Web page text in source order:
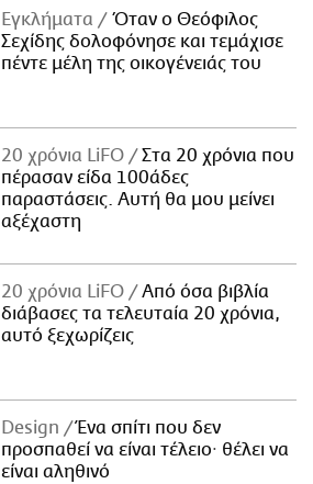
Εγκλήματα
Όταν ο Θεόφιλος
Σεχίδης δολοφόνησε και τεμάχισε
πέντε μέλη της οικογένειάς του
20 χρόνια LiFO
Στα 20 χρόνια που
πέρασαν είδα 100άδες
παραστάσεις. Αυτή θα μου μείνει
αξέχαστη
20 χρόνια LiFO
Από όσα βιβλία
διάβασες τα τελευταία 20 χρόνια,
αυτό ξεχωρίζεις
Design
Ένα σπίτι που δεν
προσπαθεί να είναι τέλειο· θέλει να
είναι αληθινό